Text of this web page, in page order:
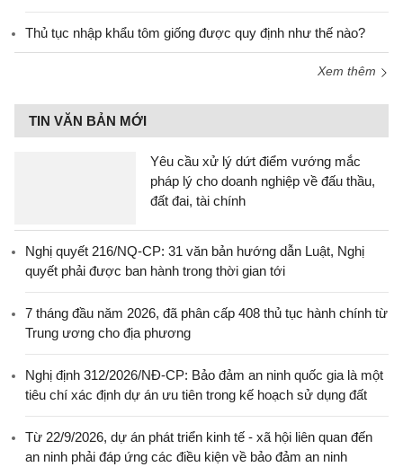
Thủ tục nhập khẩu tôm giống được quy định như thế nào?
Xem thêm
TIN VĂN BẢN MỚI
Yêu cầu xử lý dứt điểm vướng mắc
pháp lý cho doanh nghiệp về đấu thầu,
đất đai, tài chính
Nghị quyết 216/NQ-CP: 31 văn bản hướng dẫn Luật, Nghị
quyết phải được ban hành trong thời gian tới
7 tháng đầu năm 2026, đã phân cấp 408 thủ tục hành chính từ
Trung ương cho địa phương
Nghị định 312/2026/NĐ-CP: Bảo đảm an ninh quốc gia là một
tiêu chí xác định dự án ưu tiên trong kế hoạch sử dụng đất
Từ 22/9/2026, dự án phát triển kinh tế - xã hội liên quan đến
an ninh phải đáp ứng các điều kiện về bảo đảm an ninh